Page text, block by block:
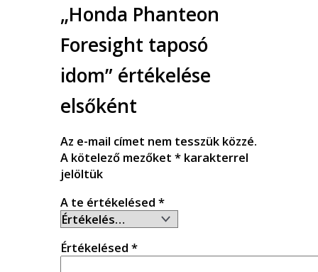
„Honda Phanteon
Foresight taposó
idom” értékelése
elsőként
Az e-mail címet nem tesszük közzé.
A kötelező mezőket *karakterrel
jelöltük
A te értékelésed *
Értékelésed *